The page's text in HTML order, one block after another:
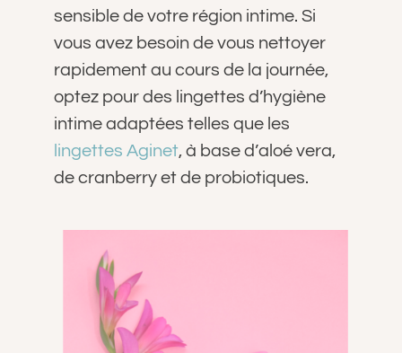
sensible de votre région intime. Si
vous avez besoin de vous nettoyer
rapidement au cours de la journée,
optez pour des lingettes d’hygiène
intime adaptées telles que les
lingettes Aginet, à base d’aloé vera,
de cranberry et de probiotiques.